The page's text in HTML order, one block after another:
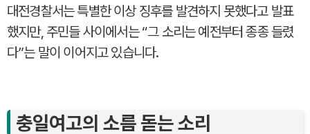
대전경찰서는 특별한 이상 징후를 발견하지 못했다고 발표
했지만, 주민들 사이에서는 “그 소리는 예전부터 종종 들렸
다”는 말이 이어지고 있습니다.
충일여고의 소름 돋는 소리